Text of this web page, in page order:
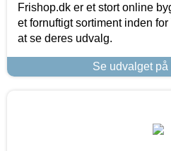
Frishop.dk er et stort online
et fornuftigt sortiment inden
at se deres udvalg.
Se udvalget